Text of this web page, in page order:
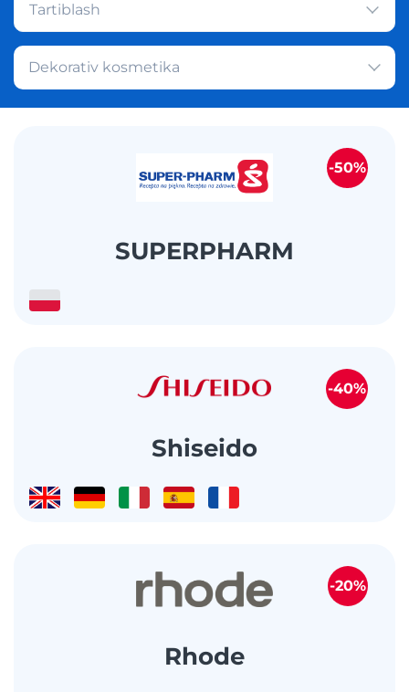
Tartiblash
Dekorativ kosmetika
SUPERPHARM
-50%
Shiseido
-40%
Rhode
-20%